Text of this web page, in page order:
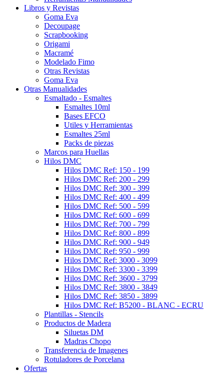
Libros y Revistas
Goma Eva
Decoupage
Scrapbooking
Origami
Macramé
Modelado Fimo
Otras Revistas
Goma Eva
Otras Manualidades
Esmaltado - Esmaltes
Esmaltes 10ml
Bases EFCO
Utiles y Herramientas
Esmaltes 25ml
Packs de piezas
Marcos para Huellas
Hilos DMC
Hilos DMC Ref: 150 - 199
Hilos DMC Ref: 200 - 299
Hilos DMC Ref: 300 - 399
Hilos DMC Ref: 400 - 499
Hilos DMC Ref: 500 - 599
Hilos DMC Ref: 600 - 699
Hilos DMC Ref: 700 - 799
Hilos DMC Ref: 800 - 899
Hilos DMC Ref: 900 - 949
Hilos DMC Ref: 950 - 999
Hilos DMC Ref: 3000 - 3099
Hilos DMC Ref: 3300 - 3399
Hilos DMC Ref: 3600 - 3799
Hilos DMC Ref: 3800 - 3849
Hilos DMC Ref: 3850 - 3899
Hilos DMC Ref: B5200 - BLANC - ECRU
Plantillas - Stencils
Productos de Madera
Siluetas DM
Madras Chopo
Transferencia de Imagenes
Rotuladores de Porcelana
Ofertas